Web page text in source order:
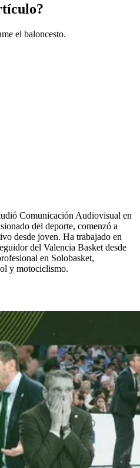
el baloncesto.
Comunicación Audiovisual en
del deporte, comenzó a
desde joven. Ha trabajado en
del Valencia Basket desde
en Solobasket,
y motociclismo.